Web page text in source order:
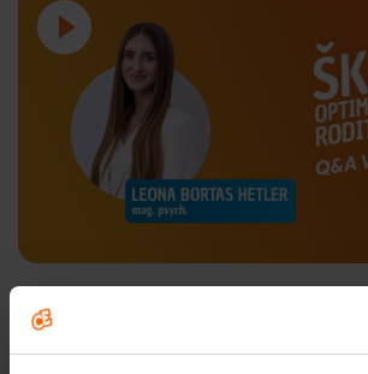
Q&A 2: Dosada ispred
kreativnost u dosadi